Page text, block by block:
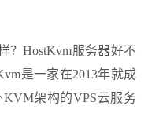
？HostKvm服务器好不
是一家在2013年就成
架构的VPS云服务